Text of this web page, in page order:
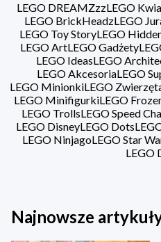
LEGO DREAMZzzLEGO
LEGO BrickHeadzLEGO
LEGO Toy StoryLEGO
LEGO ArtLEGO Gadżety
LEGO IdeasLEGO
LEGO AkcesoriaLEGO
LEGO MinionkiLEGO
LEGO MinifigurkiLEGO
LEGO TrollsLEGO Speed
LEGO DisneyLEGO Dots
LEGO NinjagoLEGO Star
LEGO
Najnowsze